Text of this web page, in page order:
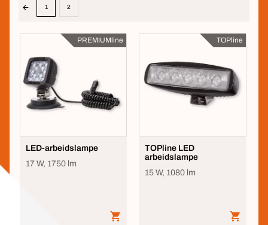
1 2
PREMIUMline
LED-arbeidslampe
17 W, 1750 lm
TOPline
TOPline LED
arbeidslampe
15 W, 1080 lm